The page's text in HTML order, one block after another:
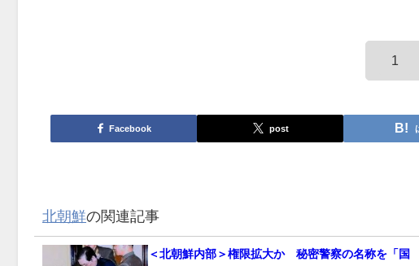
1
Facebook post
北朝鮮の関連記事
＜北朝鮮内部＞権限拡大か 秘密警察の名称を「国